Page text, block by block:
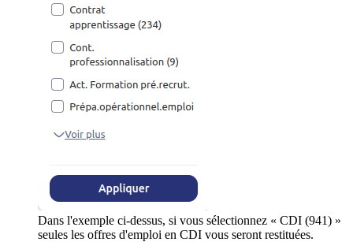
Dans l'exemple ci-dessus, si vous sélectionnez « CDI (941) »
seules les offres d'emploi en CDI vous seront restituées.